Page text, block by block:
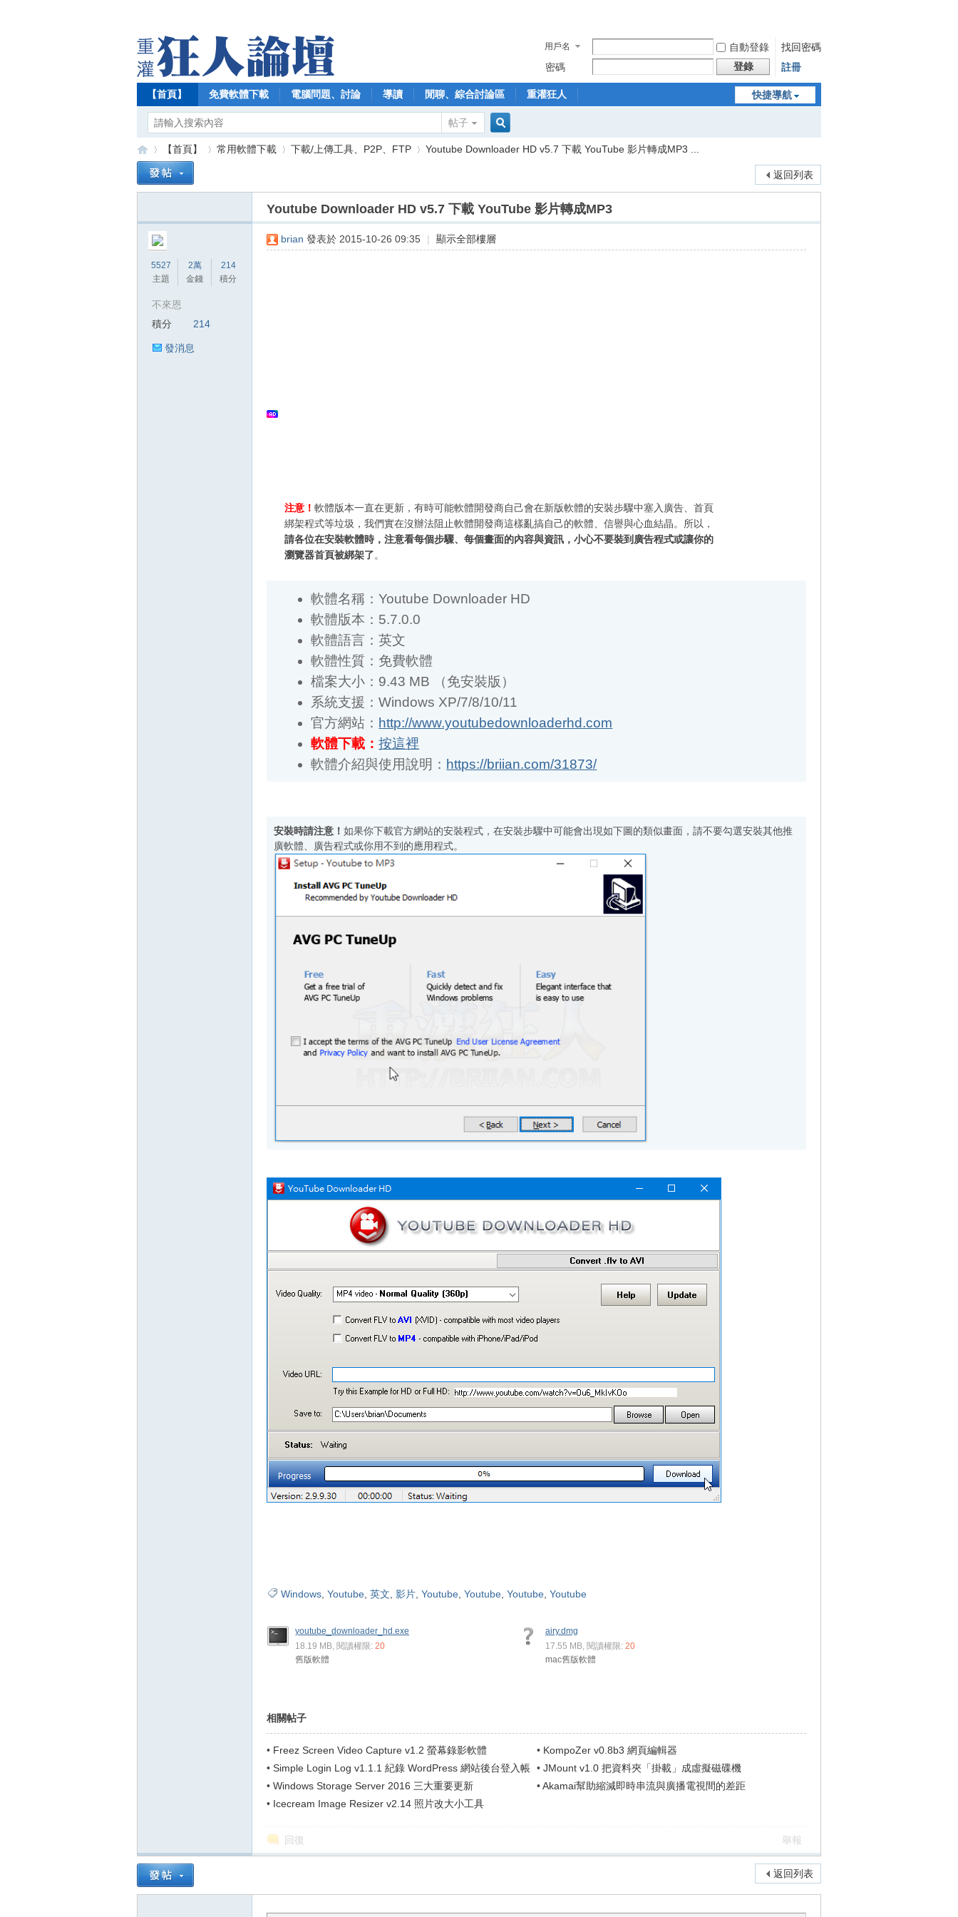
用戶名 自動登錄
找回密碼
密碼
登錄 註冊
快捷導航
【首頁】 免費軟體下載 電腦問題、討論 導讀 閒聊、綜合討論區 重灌狂人
帖子
索
【首頁】 常用軟體下載
›
下載/上傳工具、P2P、FTP
›
Youtube Downloader HD v5.7 下載 YouTube 影片轉成MP3 ...
返回列表
Youtube Downloader HD v5.7 下載 YouTube 影片轉成MP3
5527
主題
2萬
金錢
214
積分
不來恩
積分
214
發消息
brian 發表於 2015-10-26 09:35 | 顯示全部樓層
注意！ 軟體版本一直在更新，有時可能軟體開發商自己會在新版軟體的安裝步驟中塞入廣告、首頁
綁架程式等垃圾，我們實在沒辦法阻止軟體開發商這樣亂搞自己的軟體、信譽與心血結晶。所以，
請各位在安裝軟體時，注意看每個步驟、每個畫面的內容與資訊，小心不要裝到廣告程式或讓你的
瀏覽器首頁被綁架了。
軟體版本：5.7.0.0
軟體語言：英文
軟體性質：免費軟體
檔案大小：9.43 MB （免安裝版）
系統支援：Windows XP/7/8/10/11
官方網站： http://www.youtubedownloaderhd.com
軟體下載： 按這裡
軟體介紹與使用說明： https://briian.com/31873/
Windows Youtube 英文 影片 Youtube Youtube Youtube Youtube
youtube_downloader_hd.exe
18.19 MB, 閱讀權限: 20
舊版軟體
airy.dmg
17.55 MB, 閱讀權限: 20
mac舊版軟體
相關帖子
• Freez Screen Video Capture v1.2 螢幕錄影軟體 • KompoZer v0.8b3 網頁編輯器
• Simple Login Log v1.1.1 紀錄 WordPress 網站後台登入帳
號與 IP 等...
• JMount v1.0 把資料夾「掛載」成虛擬磁碟機
• Windows Storage Server 2016 三大重要更新 •Akamai幫助縮減即時串流與廣播電視間的差距
• Icecream Image Resizer v2.14 照片改大小工具
回復 舉報
返回列表